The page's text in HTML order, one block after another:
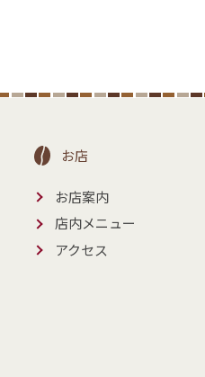
お店
お店案内
店内メニュー
アクセス